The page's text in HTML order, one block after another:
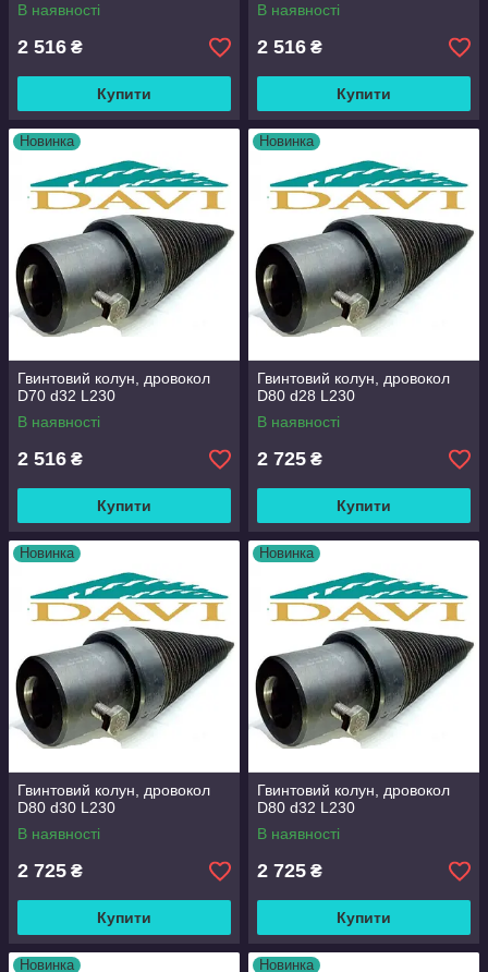
В наявності
2 516 ₴
Купити
В наявності
2 516 ₴
Купити
Новинка
Гвинтовий колун, дровокол
D70 d32 L230
В наявності
2 516 ₴
Купити
Новинка
Гвинтовий колун, дровокол
D80 d28 L230
В наявності
2 725 ₴
Купити
Новинка
Гвинтовий колун, дровокол
D80 d30 L230
В наявності
2 725 ₴
Купити
Новинка
Гвинтовий колун, дровокол
D80 d32 L230
В наявності
2 725 ₴
Купити
Новинка Новинка